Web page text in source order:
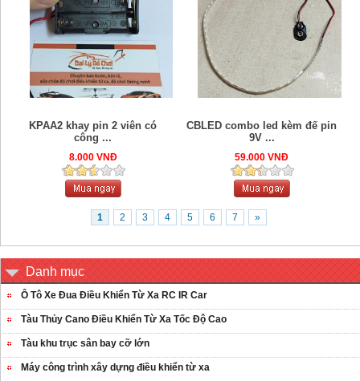
KPAA2 khay pin 2 viên có
công ...
8.000 VNĐ
CBLED combo led kèm đế pin
9V ...
59.000 VNĐ
1 2 3 4 5 6 7 »
Danh mục
Ô Tô Xe Đua Điều Khiển Từ Xa RC IR Car
Tàu Thủy Cano Điều Khiển Từ Xa Tốc Độ Cao
Tàu khu trục sân bay cỡ lớn
Máy công trình xây dựng điều khiển từ xa